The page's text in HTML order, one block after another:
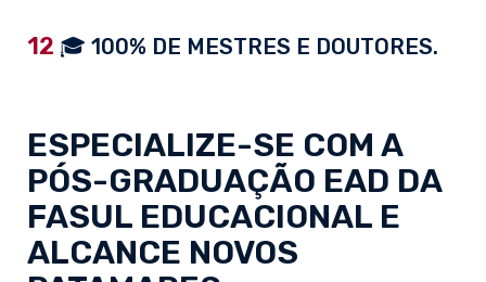
12 🎓 100% DE MESTRES E DOUTORES.
ESPECIALIZE-SE COM A
PÓS-GRADUAÇÃO EAD DA
FASUL EDUCACIONAL E
ALCANCE NOVOS